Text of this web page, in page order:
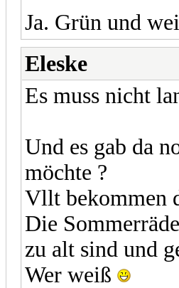
Ja. Grün und
Eleske
Es muss nicht
Und es gab da
möchte ?
Vllt bekommen
Die
zu alt sind und
Wer weiß